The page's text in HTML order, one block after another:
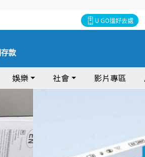
U GO搵好去處
款
娛樂 社會 影片專區